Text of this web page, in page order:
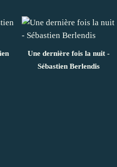
Une dernière fois la nuit -
Sébastien Berlendis